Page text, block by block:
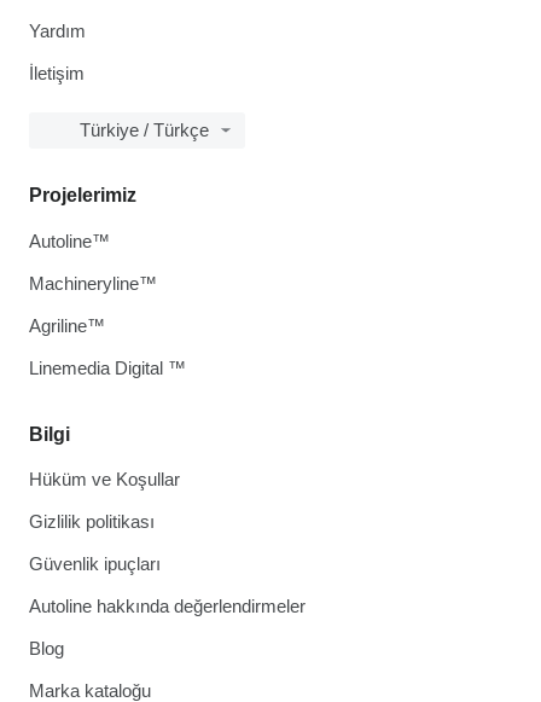
Yardım
İletişim
Türkiye / Türkçe
Bilgi
Hüküm ve Koşullar
Gizlilik politikası
Güvenlik ipuçları
Autoline hakkında değerlendirmeler
Blog
Marka kataloğu
Projelerimiz
Autoline™
Machineryline™
Agriline™
Linemedia Digital ™